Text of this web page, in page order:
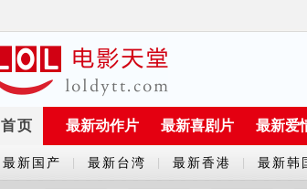
首页 最新动作片 最新喜剧片 最新爱
最新国产 最新台湾 最新香港 最新韩